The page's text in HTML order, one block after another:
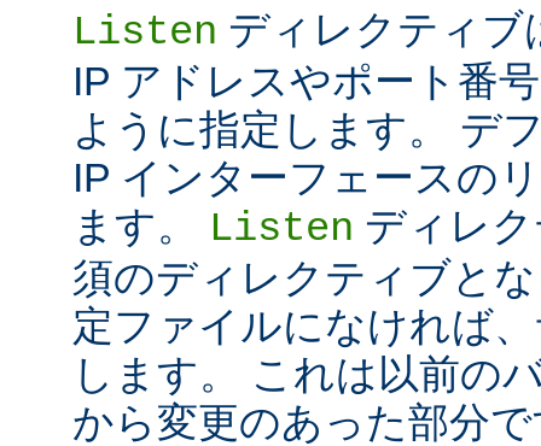
Listen ディレクティブ
IP アドレスやポート番
ように指定します。 デ
IP インターフェースの
ます。
Listen ディレ
須のディレクティブと
定ファイルになければ
します。 これは以前の
から変更のあった部分